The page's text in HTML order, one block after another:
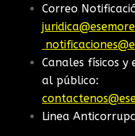
Correo
Canales físicos
al público:
Linea